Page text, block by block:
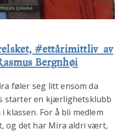
#ettårimittliv av
Bergnhøi
føler seg litt ensom da
starter en kjærlighetsklubb
klassen. For å bli medlem
og det har Mira aldri vært,